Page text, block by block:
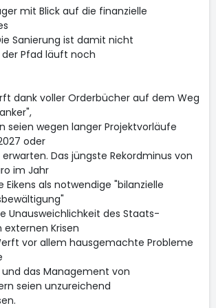
mit Blick auf die finanzielle
Sanierung ist damit nicht
Pfad läuft noch
dank voller Orderbücher auf dem Weg
seien wegen langer Projektvorläufe
oder
Das jüngste Rekordminus von
im Jahr
als notwendige "bilanzielle
Unausweichlichkeit des Staats-
externen Krisen
vor allem hausgemachte Probleme
das Management von
seien unzureichend